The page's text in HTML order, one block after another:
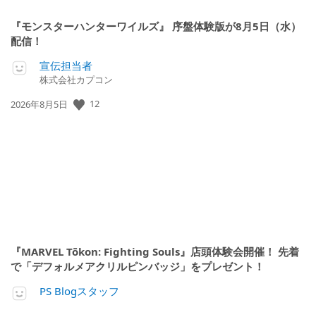
『モンスターハンターワイルズ』 序盤体験版が8月5日（水）
配信！
宣伝担当者
株式会社カプコン
公
2026年8月5日 12
『MARVEL Tōkon: Fighting Souls』店頭体験会開催！ 先着
で「デフォルメアクリルピンバッジ」をプレゼント！
PS Blogスタッフ